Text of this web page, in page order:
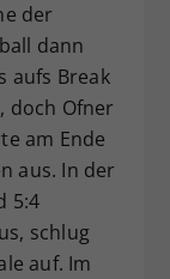
der
dann
aufs Break
doch Ofner
am Ende
aus. In der
5:4
schlug
auf. Im